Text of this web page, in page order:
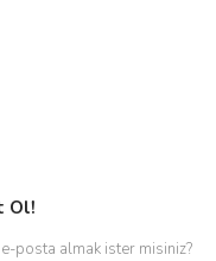
Ol!
posta almak ister misiniz?